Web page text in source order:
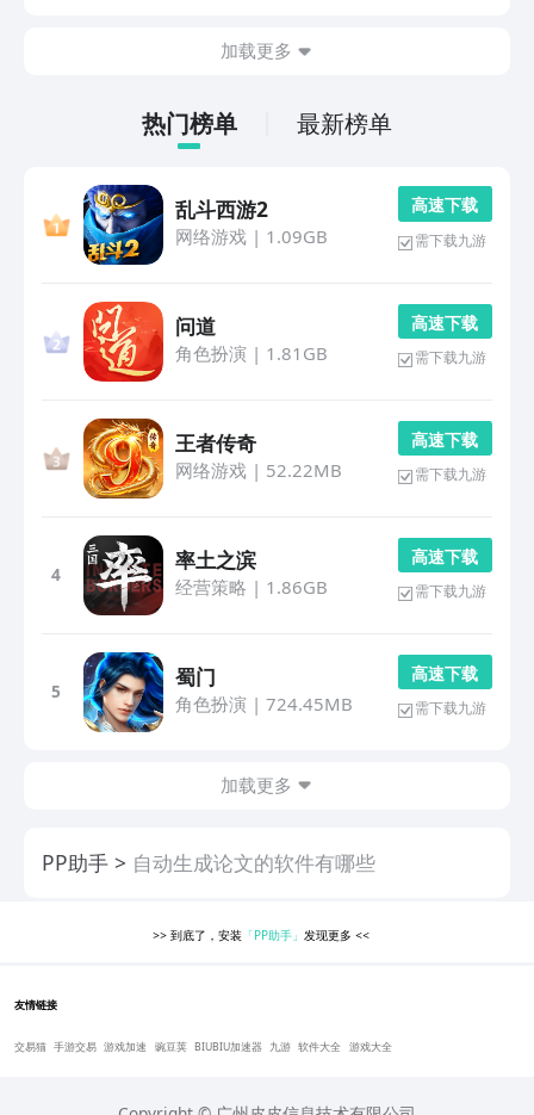
加载更多
热门榜单 最新榜单
乱斗西游2
网络游戏| 1.09GB
高 速 下 载
需下载九游
问道
角色扮演 | 1.81GB
高 速 下 载
需下载九游
王者传奇
网络游戏| 52.22MB
高 速 下 载
需下载九游
4
率土之滨
经营策略 | 1.86GB
高 速 下 载
需下载九游
5
蜀门
角色扮演 | 724.45MB
高 速 下 载
需下载九游
加载更多
PP助手 自动生成论文的软件有哪些
>> 到底了，安装 「PP助手」发现更多<<
友情链接
交易猫 手游交易 游戏加速 豌豆荚 BIUBIU加速器 九游 软件大全 游戏大全